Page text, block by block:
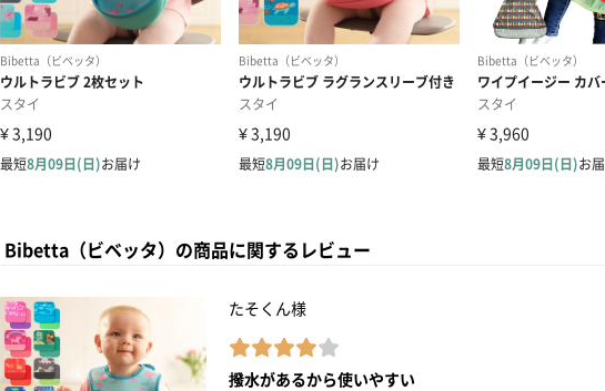
Bibetta（ビベッタ）の商品に関するレビュー
たそくん様
撥水があるから使いやすい